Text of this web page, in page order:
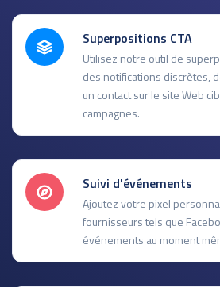
Superpositions CTA
Utilisez notre outil de
des notifications discrètes,
un contact sur le site Web
campagnes.
Suivi d'événements
Ajoutez votre pixel
fournisseurs tels que
événements au moment